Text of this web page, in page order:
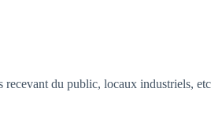
recevant du public, locaux industriels,